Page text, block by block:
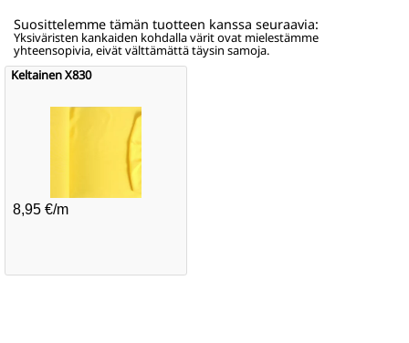
Suosittelemme tämän tuotteen kanssa seuraavia:
Yksiväristen kankaiden kohdalla värit ovat mielestämme
yhteensopivia, eivät välttämättä täysin samoja.
Keltainen X830
8,95 €/m